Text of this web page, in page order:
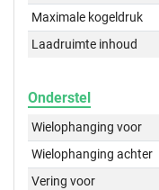
Maximale kogeldruk
Laadruimte inhoud
Onderstel
Wielophanging voor
Wielophanging achter
Vering voor